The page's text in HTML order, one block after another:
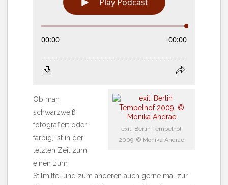
exit, Berlin Tempelhof
2009, © Monika Andrae
Ob man
schwarzweiß
fotografiert oder
farbig, ist in der
letzten Zeit zum
einen zum
Stilmittel und zum anderen auch gerne mal zur